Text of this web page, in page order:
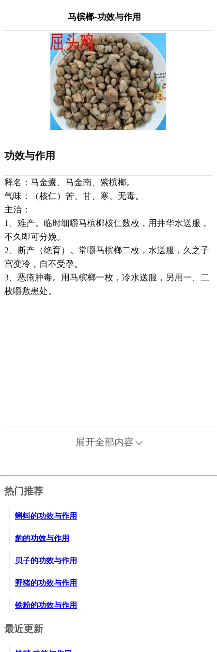
马槟榔-功效与作用
功效与作用
释名：马金囊、马金南、紫槟榔。
气味：（核仁）苦、甘、寒、无毒。
主治：
1、难产。临时细嚼马槟榔核仁数枚，用井华水送服，
不久即可分娩。
2、断产（绝育）。常嚼马槟榔二枚，水送服，久之子
宫变冷，自不受孕。
3、恶疮肿毒。用马槟榔一枚，冷水送服，另用一、二
枚嚼敷患处。
展开全部内容
热门推荐
蝌蚪的功效与作用
豹的功效与作用
贝子的功效与作用
野猪的功效与作用
铁粉的功效与作用
最近更新